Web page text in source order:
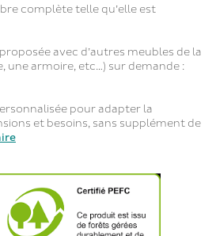
complète telle qu’elle est
avec d’autres meubles de la
une armoire, etc…) sur demande :
pour adapter la
et besoins, sans supplément de